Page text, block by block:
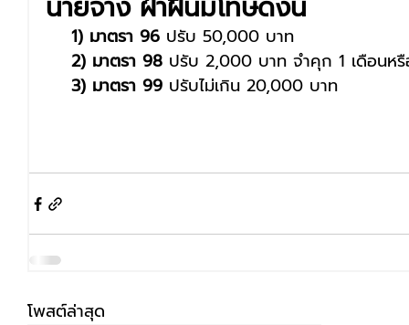
1) มาตรา 96 ปรับ 50,000 บาท
2) มาตรา 98 ปรับ 2,000 บาท จำคุก 1 เดือนห
3) มาตรา 99 ปรับไม่เกิน 20,000 บาท
โพสต์ล่าสุด